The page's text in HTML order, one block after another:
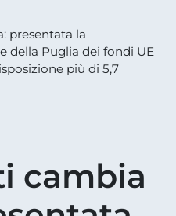
presentata la
della Puglia dei fondi UE
più di 5,7
cambia